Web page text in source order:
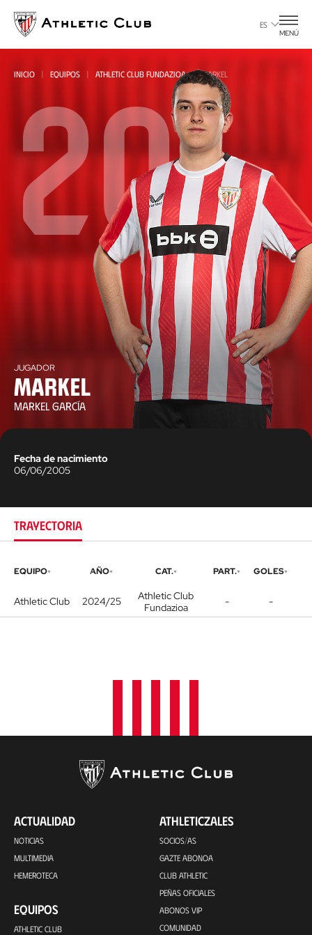
contenido
principal
ES
MENÚ
INICIO EQUIPOS ATHLETIC CLUB FUNDAZIOA MARKEL
20
JUGADOR
Markel
MARKEL GARCÍA
Fecha de nacimiento
06/06/2005
TRAYECTORIA
EQUIPO AÑO CAT. PART. GOLES
Athletic Club 2024/25
Athletic Club
Fundazioa
- -
ACTUALIDAD
NOTICIAS
MULTIMEDIA
HEMEROTECA
EQUIPOS
ATHLETIC CLUB
ATHLETICZALES
SOCIOS/AS
GAZTE ABONOA
CLUB ATHLETIC
PEÑAS OFICIALES
ABONOS VIP
COMUNIDAD